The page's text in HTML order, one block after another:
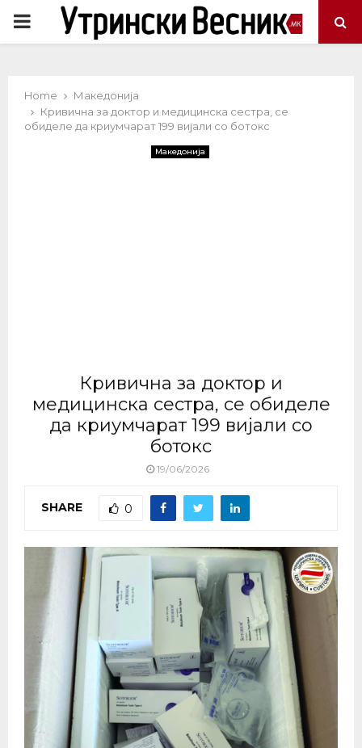
PRIMARY
Home
Македонија
Кривична за доктор и медицинска сестра, се
обиделе да криумчарат 199 вијали со ботокс
Македонија
Кривична за доктор и
медицинска сестра, се обиделе
да криумчарат 199 вијали со
ботокс
19/06/2026
SHARE 0